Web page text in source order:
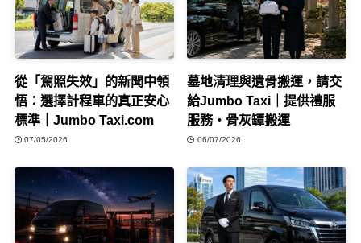
從「駕照失效」的新聞中領
悟：選擇計程車的真正安心
標準｜Jumbo Taxi.com
07/05/2026
墓地清理與遺骨搬運，請交
給Jumbo Taxi｜提供禮服
服務・骨灰罈搬運
06/07/2026